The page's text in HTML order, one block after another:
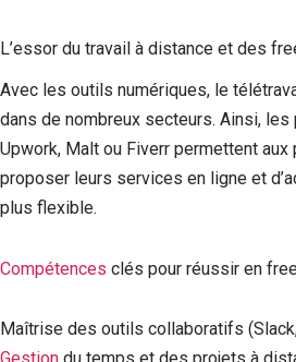
L’essor du travail à distance et des
Avec les outils numériques, le
dans de nombreux secteurs. Ainsi,
Upwork, Malt ou Fiverr permettent
proposer leurs services en ligne et
plus flexible.
Compétences clés pour réussir en
Maîtrise des outils collaboratifs